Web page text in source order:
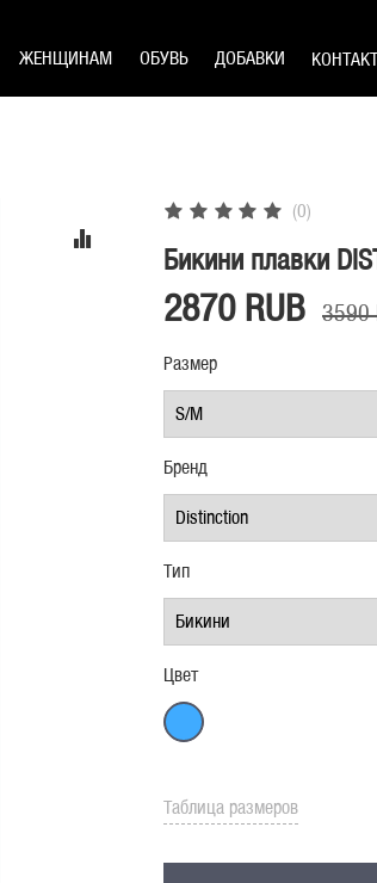
ЖЕНЩИНАМ ОБУВЬ ДОБАВКИ
(0)
Бикини плавки
2870 RUB 3590
Таблица размеров
Размер
Цвет
Бренд
Тип